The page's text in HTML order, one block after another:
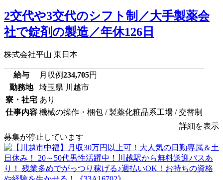
2交代や3交代のシフト制／大手製薬会
社で錠剤の製造／年休126日
株式会社平山 東日本
給与 月収例234,705円
勤務地
埼玉県 川越市
寮・社宅 あり
仕事内容 機械の操作・梱包 / 製薬化粧品系工場 / 交替制
詳細を表示
募集が停止しています